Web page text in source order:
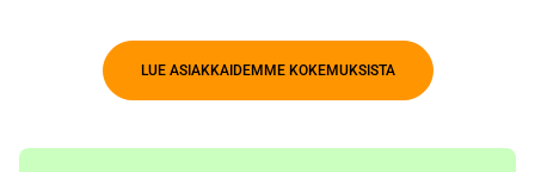
LUE ASIAKKAIDEMME KOKEMUKSISTA